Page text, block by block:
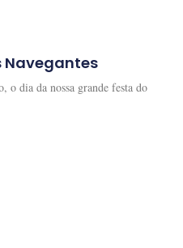
Navegantes
o dia da nossa grande festa do